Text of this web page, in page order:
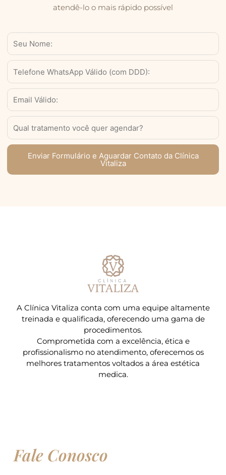
atendê-lo o mais rápido possível
Nome
WhatsApp
Válido
(com
DDD)
Email
Serviço
Enviar Formulário e Aguardar Contato da Clínica
Vitaliza
A Clínica Vitaliza conta com uma equipe altamente
treinada e qualificada, oferecendo uma gama de
procedimentos.
Comprometida com a excelência, ética e
profissionalismo no atendimento, oferecemos os
melhores tratamentos voltados a área estética
medica.
Fale Conosco